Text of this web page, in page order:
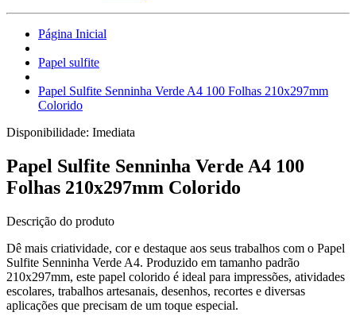
Página Inicial
Papel sulfite
Papel Sulfite Senninha Verde A4 100 Folhas 210x297mm
Colorido
Disponibilidade: Imediata
Papel Sulfite Senninha Verde A4 100
Folhas 210x297mm Colorido
Descrição do produto
Dê mais criatividade, cor e destaque aos seus trabalhos com o Papel
Sulfite Senninha Verde A4. Produzido em tamanho padrão
210x297mm, este papel colorido é ideal para impressões, atividades
escolares, trabalhos artesanais, desenhos, recortes e diversas
aplicações que precisam de um toque especial.